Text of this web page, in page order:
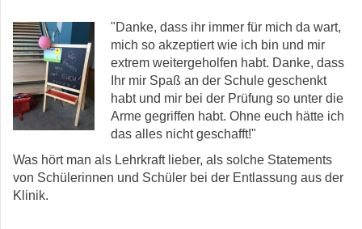
"Danke, dass ihr immer für mich da wart,
mich so akzeptiert wie ich bin und mir
extrem weitergeholfen habt. Danke, dass
Ihr mir Spaß an der Schule geschenkt
habt und mir bei der Prüfung so unter die
Arme gegriffen habt. Ohne euch hätte ich
das alles nicht geschafft!"
Was hört man als Lehrkraft lieber, als solche Statements
von Schülerinnen und Schüler bei der Entlassung aus der
Klinik.